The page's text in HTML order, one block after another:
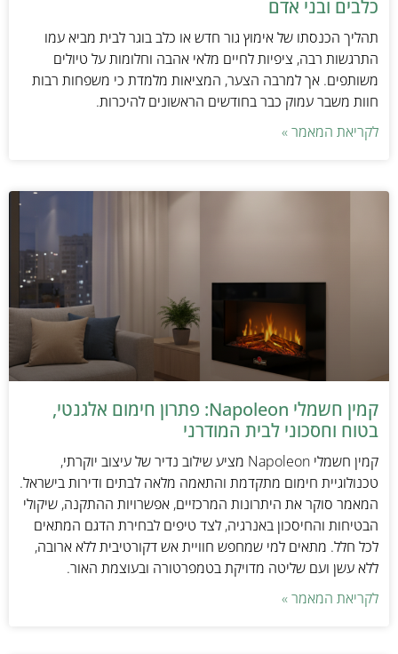
כלבים ובני אדם
תהליך הכנסתו של אימוץ גור חדש או כלב בוגר לבית מביא עמו
התרגשות רבה, ציפיות לחיים מלאי אהבה וחלומות על טיולים
משותפים. אך למרבה הצער, המציאות מלמדת כי משפחות רבות
חוות משבר עמוק כבר בחודשים הראשונים להיכרות.
לקריאת המאמר »
קמין חשמלי Napoleon: פתרון חימום אלגנטי,
בטוח וחסכוני לבית המודרני
קמין חשמלי Napoleon מציע שילוב נדיר של עיצוב יוקרתי,
טכנולוגיית חימום מתקדמת והתאמה מלאה לבתים ודירות בישראל.
המאמר סוקר את היתרונות המרכזיים, אפשרויות ההתקנה, שיקולי
הבטיחות והחיסכון באנרגיה, לצד טיפים לבחירת הדגם המתאים
לכל חלל. מתאים למי שמחפש חוויית אש דקורטיבית ללא ארובה,
ללא עשן ועם שליטה מדויקת בטמפרטורה ובעוצמת האור.
לקריאת המאמר »